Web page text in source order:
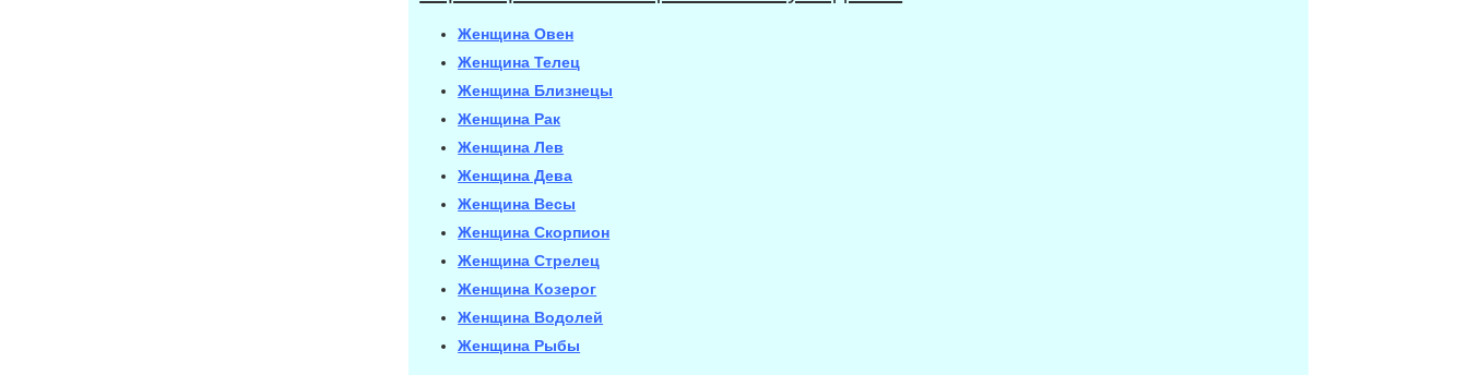
Женщина Овен
Женщина Телец
Женщина Близнецы
Женщина Рак
Женщина Лев
Женщина Дева
Женщина Весы
Женщина Скорпион
Женщина Стрелец
Женщина Козерог
Женщина Водолей
Женщина Рыбы